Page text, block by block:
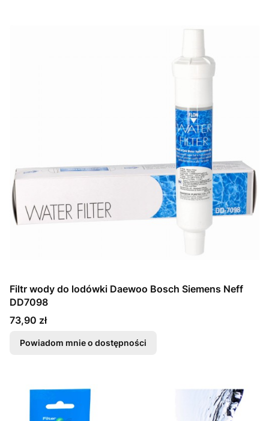
Filtr wody do lodówki Daewoo Bosch Siemens Neff
DD7098
Cena
73,90 zł
Powiadom mnie o dostępności